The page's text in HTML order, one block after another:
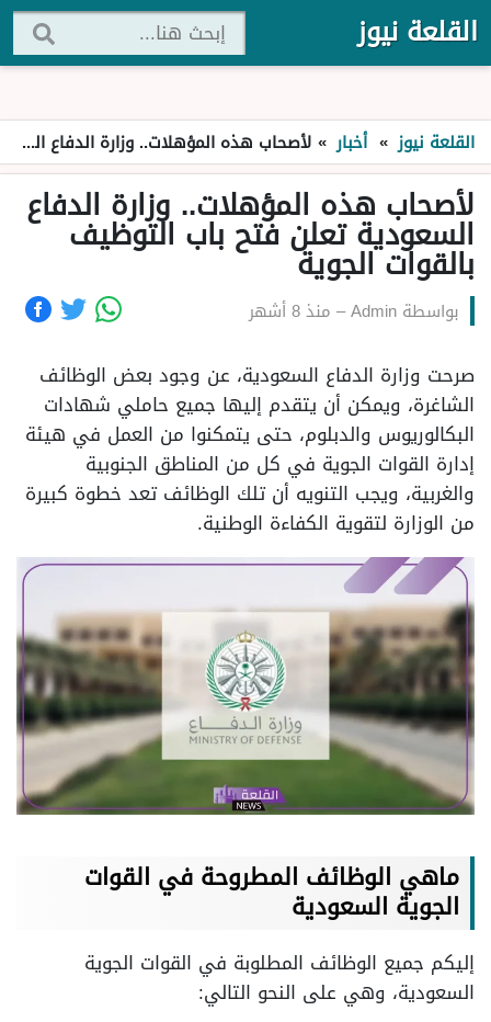
القلعة نيوز
القلعة نيوز » أخبار » لأصحاب هذه المؤهلات.. وزارة الدفاع السعودية تعلن فتح باب التوظيف بالقوات الجوية
لأصحاب هذه المؤهلات.. وزارة الدفاع
السعودية تعلن فتح باب التوظيف
بالقوات الجوية
بواسطة Admin
– منذ 8 أشهر
صرحت وزارة الدفاع السعودية، عن وجود بعض الوظائف
الشاغرة، ويمكن أن يتقدم إليها جميع حاملي شهادات
البكالوريوس والدبلوم، حتى يتمكنوا من العمل في هيئة
إدارة القوات الجوية في كل من المناطق الجنوبية
والغربية، ويجب التنويه أن تلك الوظائف تعد خطوة كبيرة
من الوزارة لتقوية الكفاءة الوطنية.
ماهي الوظائف المطروحة في القوات
الجوية السعودية
إليكم جميع الوظائف المطلوبة في القوات الجوية
السعودية، وهي على النحو التالي: